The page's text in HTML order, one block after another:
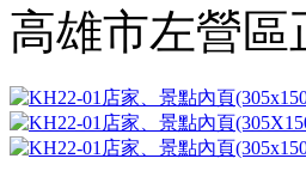
高雄市左營區